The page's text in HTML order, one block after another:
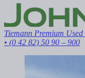
Tiemann Premium Used
• (0 42 82) 50 90 – 900